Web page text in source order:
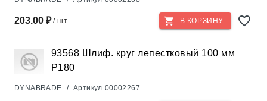
203.00 ₽/ шт. В КОРЗИНУ
93568 Шлиф. круг лепестковый 100 мм
Р180
DYNABRADE / Артикул 00002267